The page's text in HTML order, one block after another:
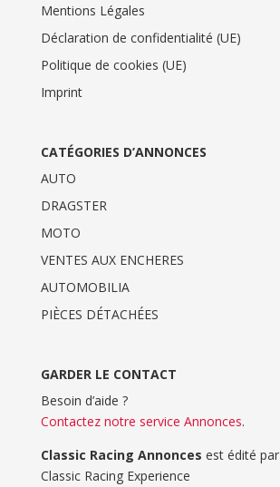
Mentions Légales
Déclaration de confidentialité (UE)
Politique de cookies (UE)
Imprint
CATÉGORIES D’ANNONCES
AUTO
DRAGSTER
MOTO
VENTES AUX ENCHERES
AUTOMOBILIA
PIÈCES DÉTACHÉES
GARDER LE CONTACT
Besoin d’aide ?
Contactez notre service Annonces.
Classic Racing Annonces est édité par
Classic Racing Experience